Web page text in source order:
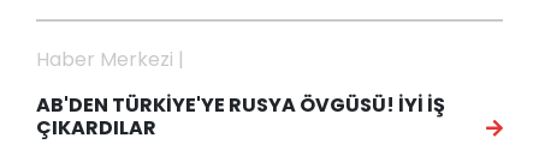
Haber Merkezi |
AB'DEN TÜRKİYE'YE RUSYA ÖVGÜSÜ! İYİ İŞ
ÇIKARDILAR